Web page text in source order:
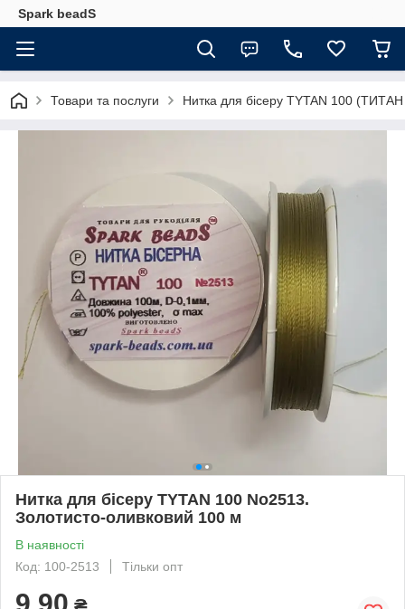
Spark beadS
Товари та послуги Нитка для бісеру ТYTAN 100
Нитка для бісеру TYTAN 100 No2513.
Золотисто-оливковий 100 м
В наявності
Код: 100-2513
Тільки опт
9,90